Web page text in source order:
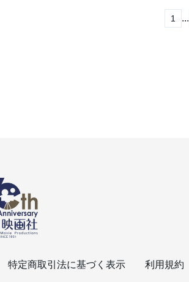
1 ...
特定商取引法に基づく表示 利用規約